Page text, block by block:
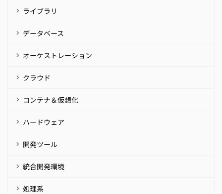
ライブラリ
データベース
オーケストレーション
クラウド
コンテナ＆仮想化
ハードウェア
開発ツール
統合開発環境
処理系